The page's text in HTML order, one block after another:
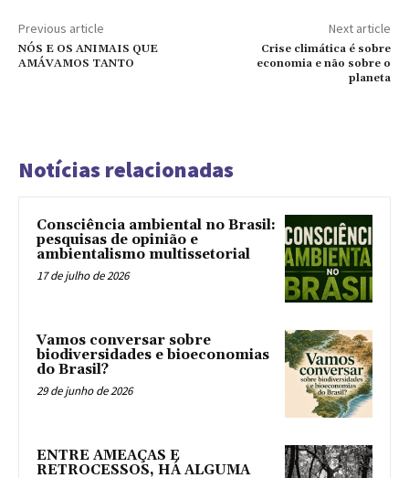
Previous article
NÓS E OS ANIMAIS QUE
AMÁVAMOS TANTO
Next article
Crise climática é sobre
economia e não sobre o
planeta
Notícias relacionadas
Consciência ambiental no Brasil:
pesquisas de opinião e
ambientalismo multissetorial
17 de julho de 2026
Vamos conversar sobre
biodiversidades e bioeconomias
do Brasil?
29 de junho de 2026
ENTRE AMEAÇAS E
RETROCESSOS, HÁ ALGUMA